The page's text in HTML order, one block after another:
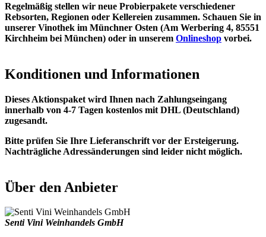
Regelmäßig stellen wir neue Probierpakete verschiedener
Rebsorten, Regionen oder Kellereien zusammen. Schauen Sie in
unserer Vinothek im Münchner Osten (Am Werbering 4, 85551
Kirchheim bei München) oder in unserem Onlineshop vorbei.
Konditionen und Informationen
Dieses Aktionspaket wird Ihnen nach Zahlungseingang
innerhalb von 4-7 Tagen kostenlos mit DHL (Deutschland)
zugesandt.
Bitte prüfen Sie Ihre Lieferanschrift vor der Ersteigerung.
Nachträgliche Adressänderungen sind leider nicht möglich.
Über den Anbieter
Senti Vini Weinhandels GmbH